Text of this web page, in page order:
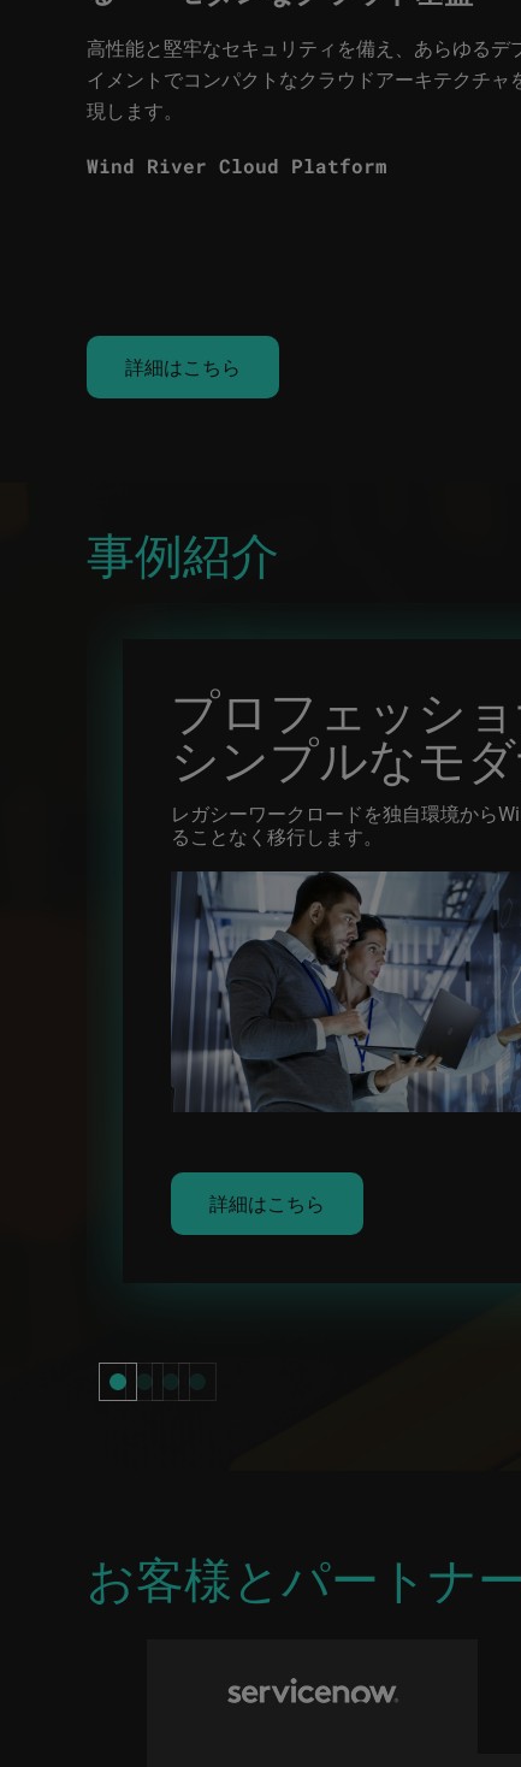
高性能と堅牢なセキュリティを備え、あらゆるデ
イメントでコンパクトなクラウドアーキテクチャ
現します。
Wind River Cloud Platform
詳細はこちら
事例紹介
プロフェッシ
シンプルなモ
レガシーワークロードを独自環境から
ることなく移行します。
Image
詳細はこちら
お客様とパートナ